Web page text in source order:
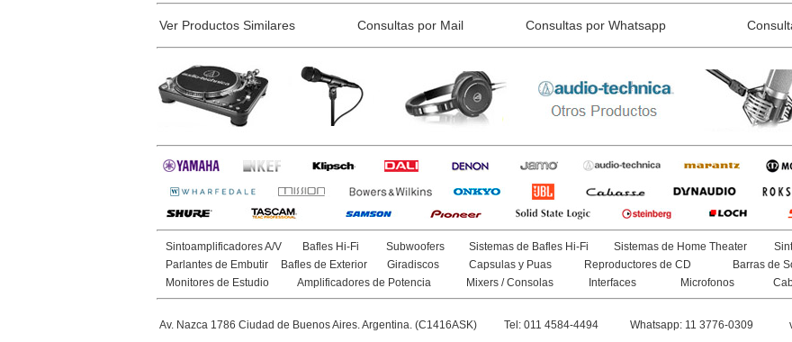
Ver Productos Similares Consultas por Mail Consultas por Whatsapp
Sintoamplificadores A/V Bafles Hi-Fi Subwoofers Sistemas de Bafles Hi-Fi Sistemas de Home Theater
Parlantes de Embutir
Bafles de Exterior Giradiscos Capsulas y Puas Reproductores de CD Barras de
Monitores de Estudio
Amplificadores de Potencia Mixers / Consolas Interfaces Microfonos
Av. Nazca 1786 Ciudad de Buenos Aires. Argentina. (C1416ASK) Tel: 011 4584-4494 Whatsapp: 11 3776-0309